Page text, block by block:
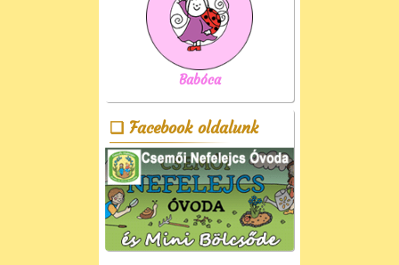
Babóca
Facebook oldalunk